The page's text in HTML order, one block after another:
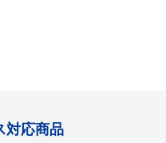
対応商品